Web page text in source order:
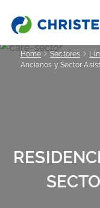
Home Sectores
Ancianos y Sector